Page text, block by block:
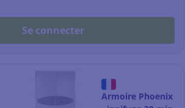
Se connecter
Armoire Phoenix